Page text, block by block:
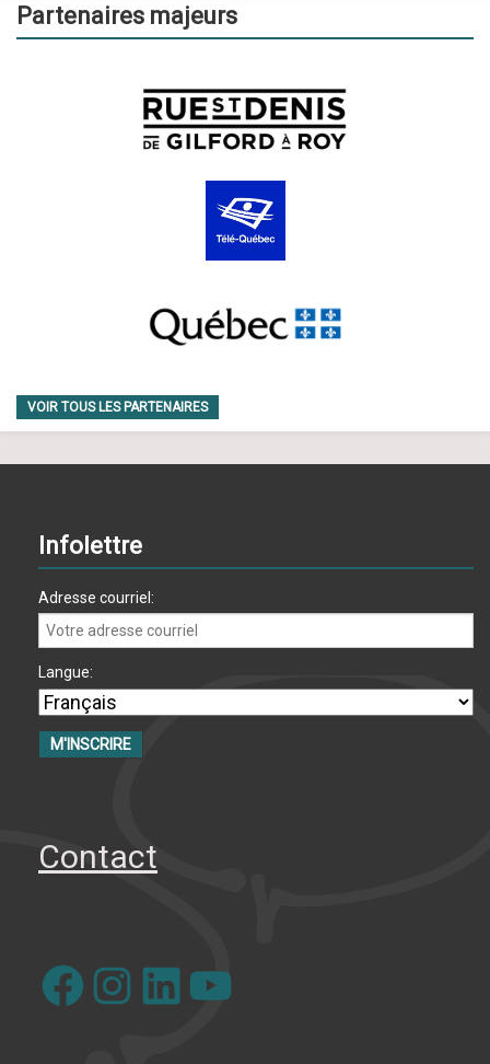
Partenaires majeurs
VOIR TOUS LES PARTENAIRES
Infolettre
Adresse courriel:
Langue:
Contact
FacebookInstagram YouTube